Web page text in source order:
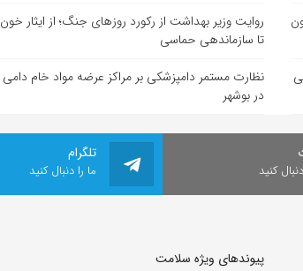
روایت وزیر بهداشت از رکورد روزهای جنگ؛ از ایثار خون
تا سازماندهی حماسی
نظارت مستمر دامپزشکی بر مراکز عرضه مواد خام دامی
در بوشهر
تلگرام
ما را دنبال کنید کنید
پیوندهای ویژه سلامت